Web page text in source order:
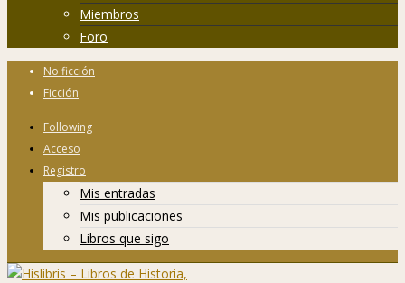
Miembros
Foro
No ficción
Ficción
Following
Acceso
Registro
Mis entradas
Mis publicaciones
Libros que sigo